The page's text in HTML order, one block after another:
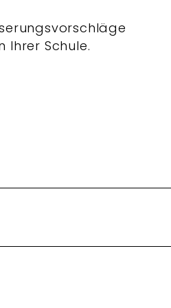
Ihrer Schule.